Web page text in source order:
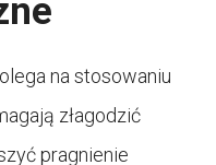
na stosowaniu
złagodzić
pragnienie